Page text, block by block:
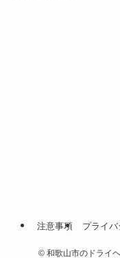
注意事項 プライ
©和歌山市のドライ